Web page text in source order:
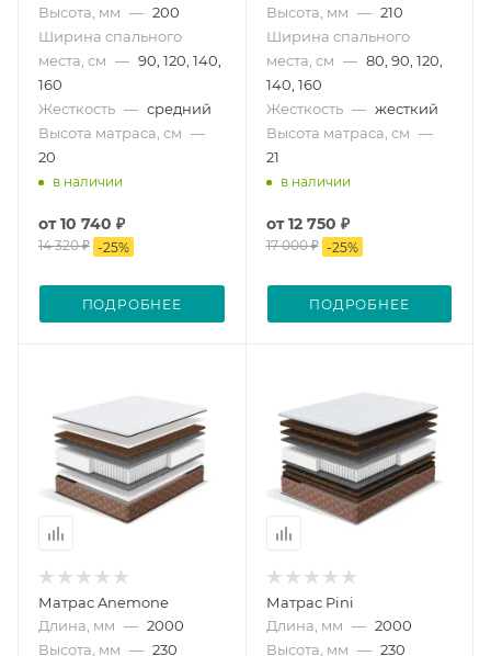
Высота, мм — 200
Ширина спального
места, см — 90, 120, 140,
160
Жесткость — средний
Высота матраса, см —
20
в наличии
от10 740 ₽
14 320 ₽ -25%
ПОДРОБНЕЕ
Высота, мм — 210
Ширина спального
места, см — 80, 90, 120,
140, 160
Жесткость — жесткий
Высота матраса, см —
21
в наличии
от12 750 ₽
17 000 ₽ -25%
ПОДРОБНЕЕ
Матрас Anemone
Длина, мм — 2000
Высота, мм — 230
Матрас Pini
Длина, мм — 2000
Высота, мм — 230